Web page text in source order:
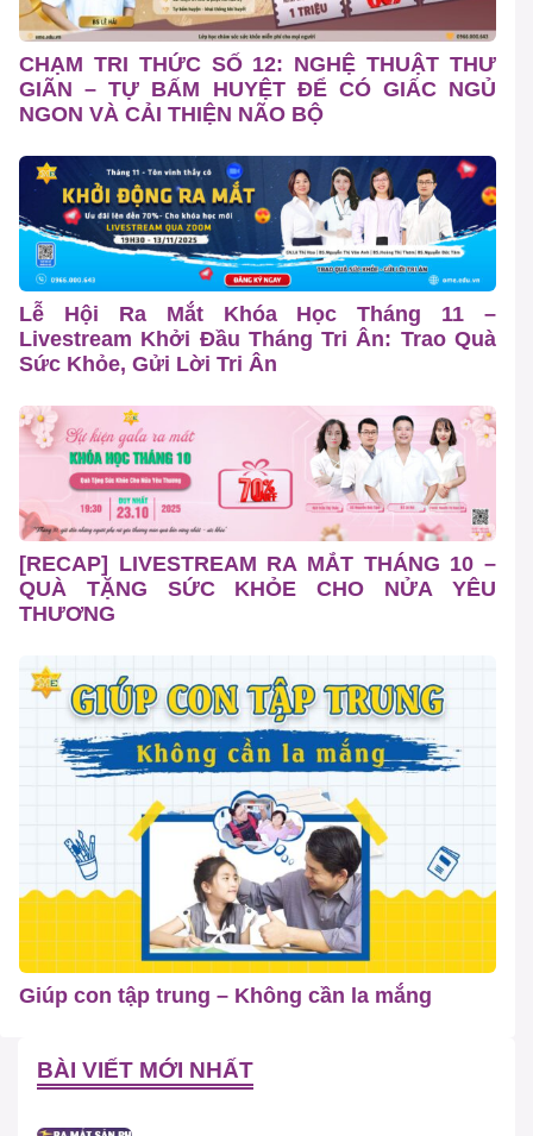
CHẠM TRI THỨC SỐ 12: NGHỆ THUẬT THƯ
GIÃN – TỰ BẤM HUYỆT ĐỂ CÓ GIẤC NGỦ
NGON VÀ CẢI THIỆN NÃO BỘ
Lễ Hội Ra Mắt Khóa Học Tháng 11 –
Livestream Khởi Đầu Tháng Tri Ân: Trao Quà
Sức Khỏe, Gửi Lời Tri Ân
[RECAP] LIVESTREAM RA MẮT THÁNG 10 –
QUÀ TẶNG SỨC KHỎE CHO NỬA YÊU
THƯƠNG
Giúp con tập trung – Không cần la mắng
BÀI VIẾT MỚI NHẤT